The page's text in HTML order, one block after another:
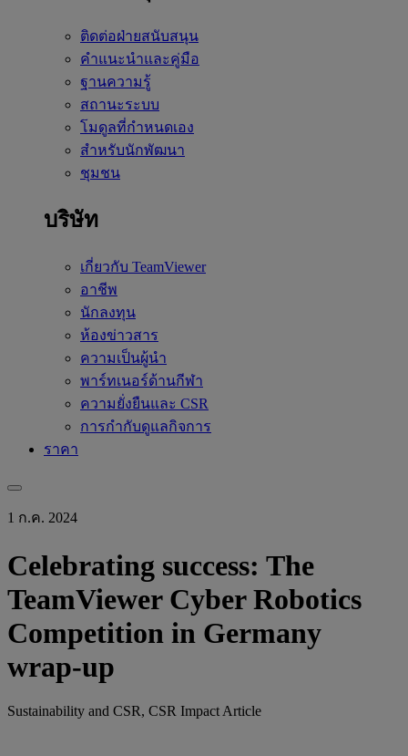
ติดต่อฝ่ายสนับสนุน
คำแนะนำและคู่มือ
ฐานความรู้
สถานะระบบ
โมดูลที่กำหนดเอง
สำหรับนักพัฒนา
ชุมชน
บริษัท
เกี่ยวกับ TeamViewer
อาชีพ
นักลงทุน
ห้องข่าวสาร
ความเป็นผู้นำ
พาร์ทเนอร์ด้านกีฬา
ความยั่งยืนและ CSR
การกำกับดูแลกิจการ
ราคา
1 ก.ค. 2024
Celebrating success: The
TeamViewer Cyber Robotics
Competition in Germany
wrap-up
Sustainability and CSR, CSR Impact Article